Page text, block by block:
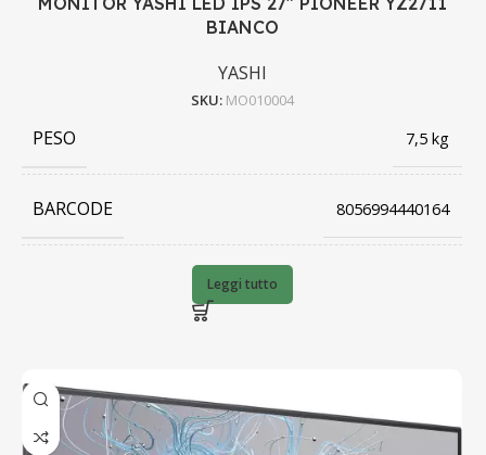
BIANCO
YASHI
SKU: MO010004
PESO 7,5 kg
BARCODE 8056994440164
Leggi tutto